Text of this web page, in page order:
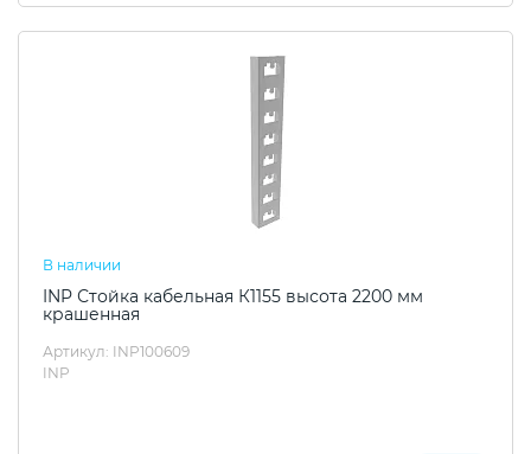
В наличии
INP Стойка кабельная К1155 высота 2200 мм
крашенная
Артикул: INP100609
INP